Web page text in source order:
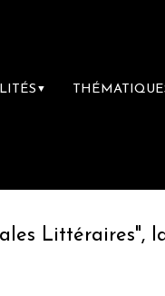
▼
Littéraires", la